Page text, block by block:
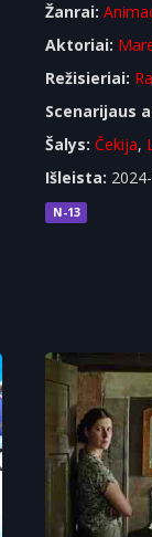
Žanrai:
Aktoriai:
Režisieriai:
Scenarijaus
Šalys:Čekija,
Išleista:
N-13